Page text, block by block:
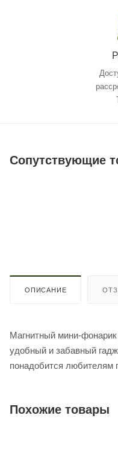
Сопутствующие
ОПИСАНИЕ
Магнитный мини-
удобный и забавный
понадобится любителям
Похожие товары